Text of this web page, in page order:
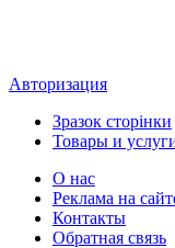
Авторизация
Зразок сторінки
Товары и
О нас
Реклама на
Контакты
Обратная связь